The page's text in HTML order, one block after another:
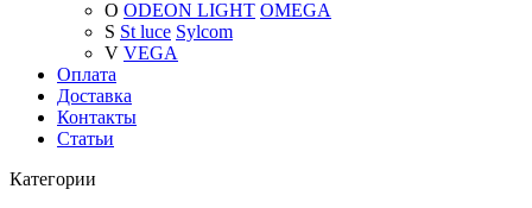
O ODEON LIGHT OMEGA
S St luce Sylcom
V VEGA
Оплата
Доставка
Контакты
Статьи
Категории